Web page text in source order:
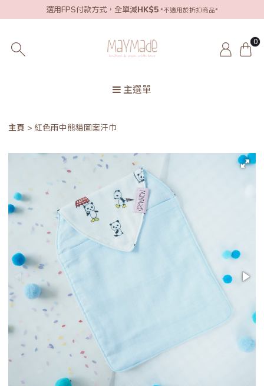
選用FPS付款方式，全單減HK$5 *不適用於折扣商品*
0
主選單
主頁 紅色雨中熊貓圖案汗巾